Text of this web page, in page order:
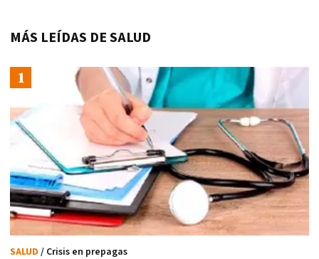
MÁS LEÍDAS DE SALUD
SALUD / Crisis en prepagas